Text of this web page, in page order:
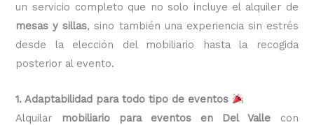
un servicio completo que no solo incluye el alquiler de
mesas y sillas, sino también una experiencia sin estrés
desde la elección del mobiliario hasta la recogida
posterior al evento.
1. Adaptabilidad para todo tipo de eventos
Alquilar
mobiliario para eventos en Del Valle con